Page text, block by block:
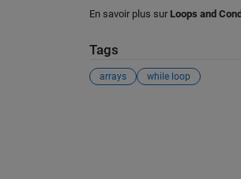
En savoir plus sur Loops and
Tags
arrays while loop